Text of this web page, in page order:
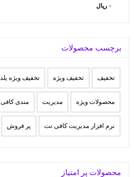
۰ ریال
برچسب محصولات
تخفيف تخفیف ویژه تخفیف ویژه
محصولات ویژه مدیریت مندی کافی
نرم افزار مدیریت کافی نت پر فروش
محصولات پر امتیاز